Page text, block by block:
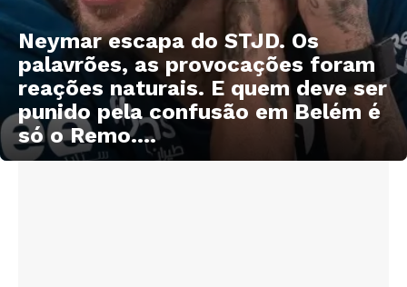
Neymar escapa do STJD. Os
palavrões, as provocações foram
reações naturais. E quem deve ser
punido pela confusão em Belém é
só o Remo....